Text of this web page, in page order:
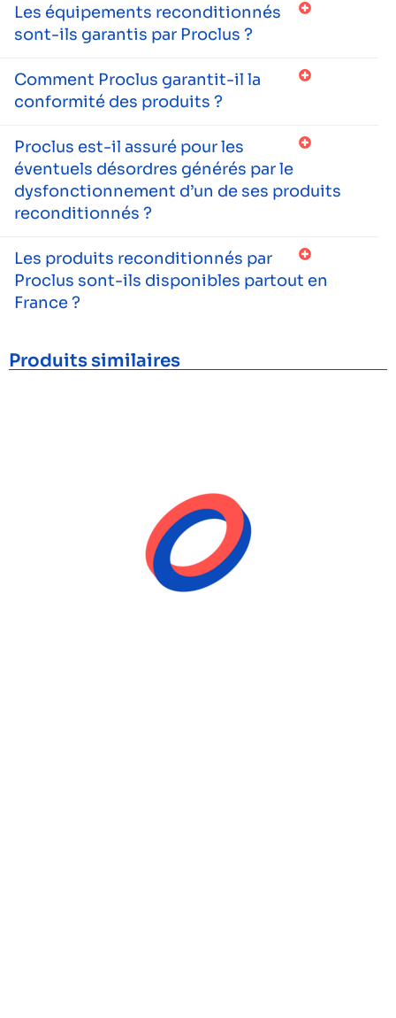
Les équipements reconditionnés
sont-ils garantis par Proclus ?
Comment Proclus garantit-il la
conformité des produits ?
Proclus est-il assuré pour les
éventuels désordres générés par le
dysfonctionnement d’un de ses produits
reconditionnés ?
Les produits reconditionnés par
Proclus sont-ils disponibles partout en
France ?
Produits similaires